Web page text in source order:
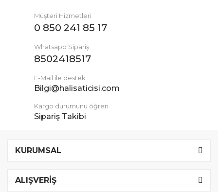
Müşteri Hizmetleri
0 850 241 85 17
Whatsapp Sipariş
8502418517
E-Mail ile destek
Bilgi@halisaticisi.com
Kargo durumunu öğren
Sipariş Takibi
KURUMSAL
ALIŞVERİŞ